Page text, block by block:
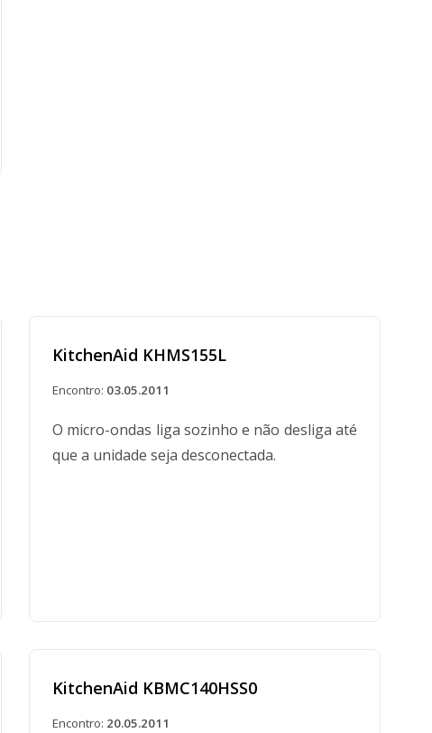
KitchenAid KHMS155L
Encontro: 03.05.2011
O micro-ondas liga sozinho e não desliga até
que a unidade seja desconectada.
KitchenAid KBMC140HSS0
Encontro: 20.05.2011